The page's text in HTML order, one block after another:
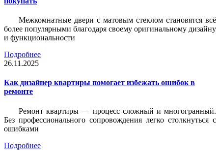
Межкомнатные двери с матовым стеклом становятся всё
более популярными благодаря своему оригинальному дизайну
и функциональности
Подробнее
26.11.2025
Как дизайнер квартиры помогает избежать ошибок в
ремонте
Ремонт квартиры — процесс сложный и многогранный.
Без профессионального сопровождения легко столкнуться с
ошибками
Подробнее